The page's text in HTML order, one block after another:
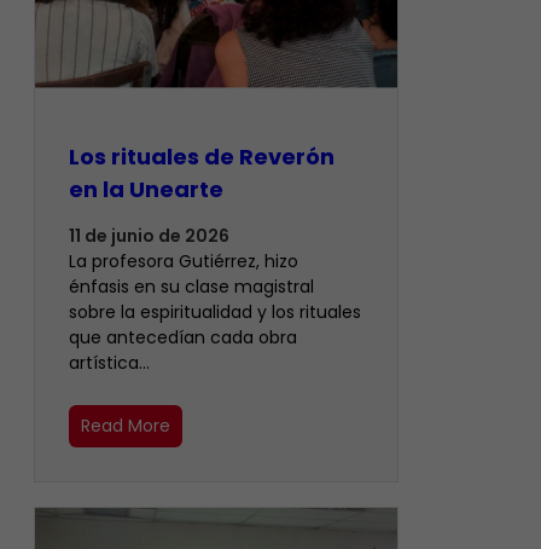
Los rituales de Reverón
en la Unearte
11 de junio de 2026
La profesora Gutiérrez, hizo
énfasis en su clase magistral
sobre la espiritualidad y los rituales
que antecedían cada obra
artística…
Read More